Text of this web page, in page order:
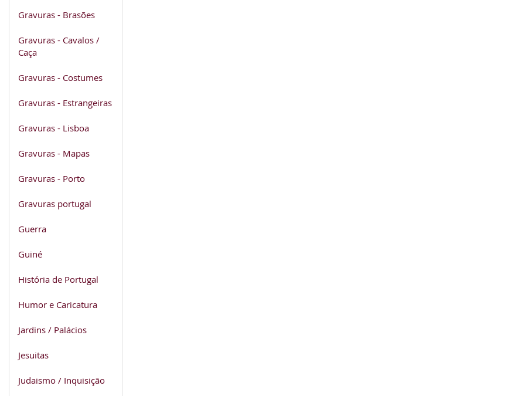
Gravuras - Brasões
Gravuras - Cavalos /
Caça
Gravuras - Costumes
Gravuras - Estrangeiras
Gravuras - Lisboa
Gravuras - Mapas
Gravuras - Porto
Gravuras portugal
Guerra
Guiné
História de Portugal
Humor e Caricatura
Jardins / Palácios
Jesuitas
Judaismo / Inquisição